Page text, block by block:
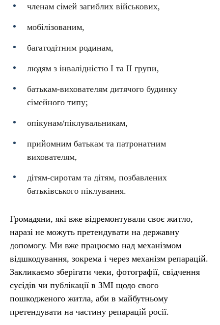
членам сімей загиблих військових,
мобілізованим,
багатодітним родинам,
людям з інвалідністю І та ІІ групи,
батькам-вихователям дитячого будинку
сімейного типу;
опікунам/піклувальникам,
прийомним батькам та патронатним
вихователям,
дітям-сиротам та дітям, позбавлених
батьківського піклування.
Громадяни, які вже відремонтували своє житло,
наразі не можуть претендувати на державну
допомогу. Ми вже працюємо над механізмом
відшкодування, зокрема і через механізм репарацій.
Закликаємо зберігати чеки, фотографії, свідчення
сусідів чи публікації в ЗМІ щодо свого
пошкодженого житла, аби в майбутньому
претендувати на частину репарацій росії.